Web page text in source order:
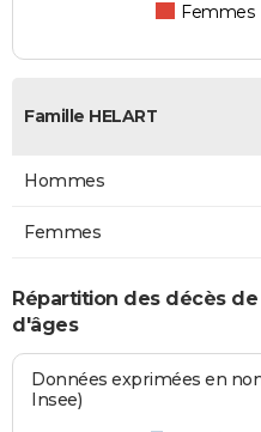
Femmes
Famille HELART
Hommes
Femmes
Répartition des décès de
d'âges
Données exprimées en
Insee)